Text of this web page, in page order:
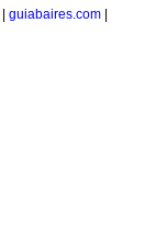
guiabaires.com